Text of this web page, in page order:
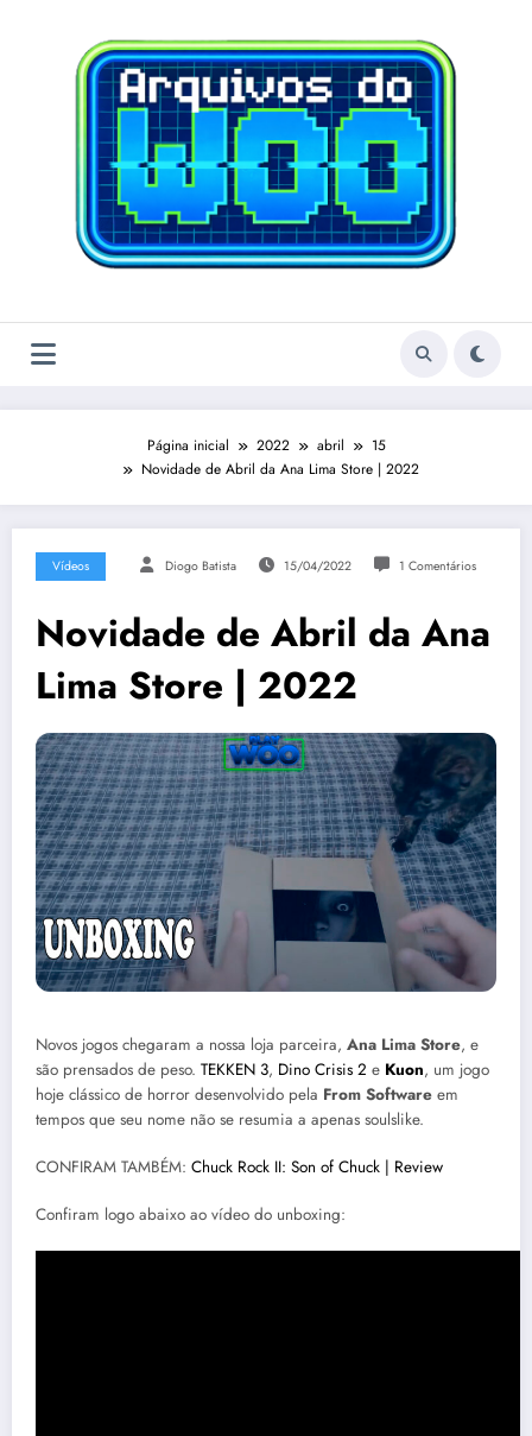
Página inicial 2022 abril
15
Novidade de Abril da Ana Lima Store | 2022
Vídeos Diogo Batista 15/04/2022 1 Comentários
Novidade de Abril da Ana
Lima Store | 2022
Novos jogos chegaram a nossa loja parceira, Ana Lima Store, e
são prensados de peso. TEKKEN 3, Dino Crisis 2 e Kuon, um jogo
hoje clássico de horror desenvolvido pela From Software em
tempos que seu nome não se resumia a apenas soulslike.
CONFIRAM TAMBÉM: Chuck Rock II: Son of Chuck | Review
Confiram logo abaixo ao vídeo do unboxing: